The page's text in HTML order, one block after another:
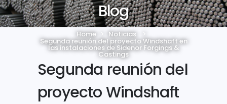
Blog
Home > Noticias >
Segunda reunión del proyecto Windshaft en
las instalaciones de Sidenor Forgings &
Castings
Segunda reunión del
proyecto Windshaft